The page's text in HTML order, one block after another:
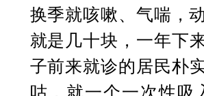
换季就咳嗽、气喘，
就是几十块，一年下
子前来就诊的居民朴
咕，就一个一次性